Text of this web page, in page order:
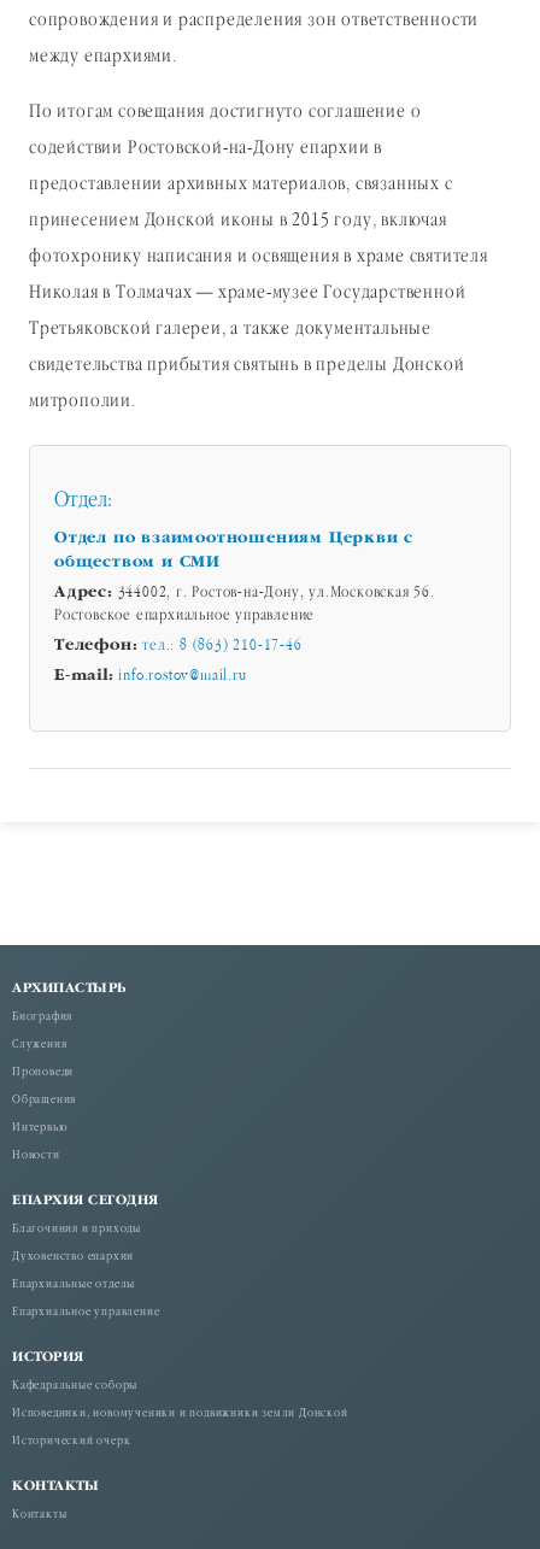
сопровождения и распределения зон ответственности
между епархиями.
По итогам совещания достигнуто соглашение о
содействии Ростовской-на-Дону епархии в
предоставлении архивных материалов, связанных с
принесением Донской иконы в 2015 году, включая
фотохронику написания и освящения в храме святителя
Николая в Толмачах — храме-музее Государственной
Третьяковской галереи, а также документальные
свидетельства прибытия святынь в пределы Донской
митрополии.
Отдел:
Отдел по взаимоотношениям Церкви с
обществом и СМИ
Адрес: 344002, г. Ростов-на-Дону, ул.Московская 56.
Ростовское епархиальное управление
Телефон: тел.: 8 (863) 210-17-46
E-mail: info.rostov@mail.ru
АРХИПАСТЫРЬ
Биография
Служения
Проповеди
Обращения
Интервью
Новости
ЕПАРХИЯ СЕГОДНЯ
Благочиния и приходы
Духовенство епархии
Епархиальные отделы
Епархиальное управление
ИСТОРИЯ
Кафедральные соборы
Исповедники, новомученики и подвижники земли Донской
Исторический очерк
КОНТАКТЫ
Контакты